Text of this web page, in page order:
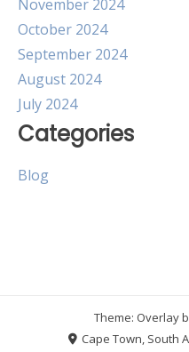
November 2024
October 2024
September 2024
August 2024
July 2024
Categories
Blog
Theme: Overlay
Cape Town, South